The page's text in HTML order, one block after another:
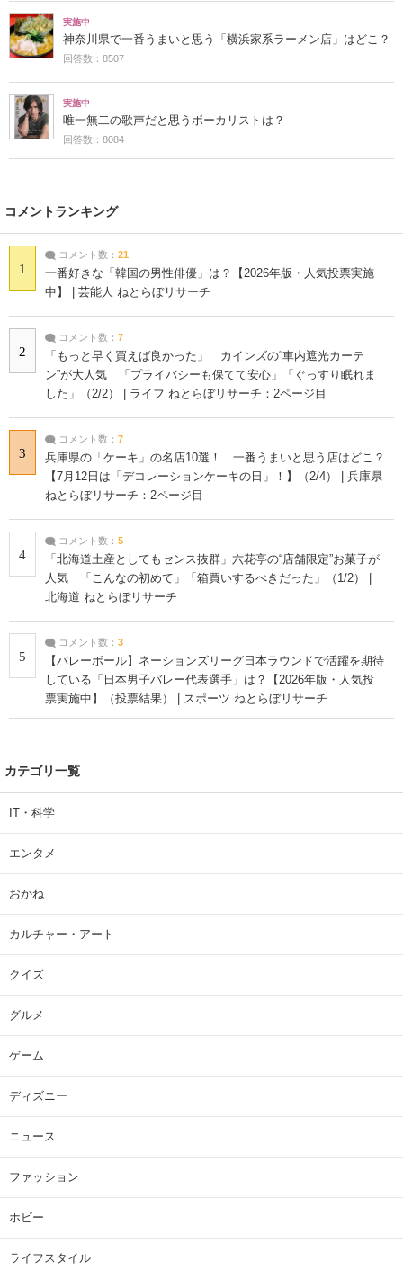
実施中
神奈川県で一番うまいと思う「横浜家系ラーメン店」はどこ？
回答数：8507
実施中
唯一無二の歌声だと思うボーカリストは？
回答数：8084
コメントランキング
1
コメント数： 21
一番好きな「韓国の男性俳優」は？【2026年版・人気投票実施
中】 | 芸能人 ねとらぼリサーチ
2
コメント数： 7
「もっと早く買えば良かった」 カインズの“車内遮光カーテ
ン”が大人気 「プライバシーも保てて安心」「ぐっすり眠れま
した」（2/2） | ライフ ねとらぼリサーチ：2ページ目
3
コメント数： 7
兵庫県の「ケーキ」の名店10選！ 一番うまいと思う店はどこ？
【7月12日は「デコレーションケーキの日」！】（2/4） | 兵庫県
ねとらぼリサーチ：2ページ目
4
コメント数： 5
「北海道土産としてもセンス抜群」六花亭の“店舗限定”お菓子が
人気 「こんなの初めて」「箱買いするべきだった」（1/2） |
北海道 ねとらぼリサーチ
5
コメント数： 3
【バレーボール】ネーションズリーグ日本ラウンドで活躍を期待
している「日本男子バレー代表選手」は？【2026年版・人気投
票実施中】（投票結果） | スポーツ ねとらぼリサーチ
カテゴリ一覧
IT・科学
エンタメ
おかね
カルチャー・アート
クイズ
グルメ
ゲーム
ディズニー
ニュース
ファッション
ホビー
ライフスタイル